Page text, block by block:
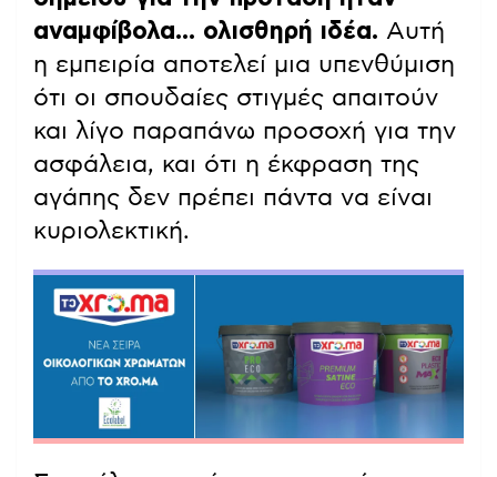
αναμφίβολα… ολισθηρή ιδέα. Αυτή
η εμπειρία αποτελεί μια υπενθύμιση
ότι οι σπουδαίες στιγμές απαιτούν
και λίγο παραπάνω προσοχή για την
ασφάλεια, και ότι η έκφραση της
αγάπης δεν πρέπει πάντα να είναι
κυριολεκτική.